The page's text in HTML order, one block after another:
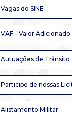
Vagas do SINE
VAF - Valor Adicionado
Autuações de Trânsito
Participe de nossas
Alistamento Militar